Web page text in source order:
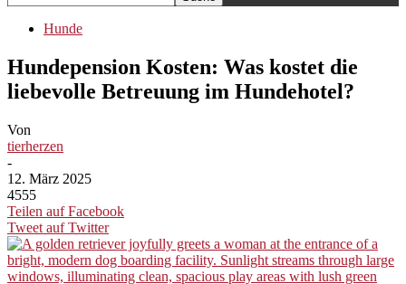
Hunde
Hundepension Kosten: Was kostet die
liebevolle Betreuung im Hundehotel?
Von
tierherzen
-
12. März 2025
4555
Teilen auf Facebook
Tweet auf Twitter